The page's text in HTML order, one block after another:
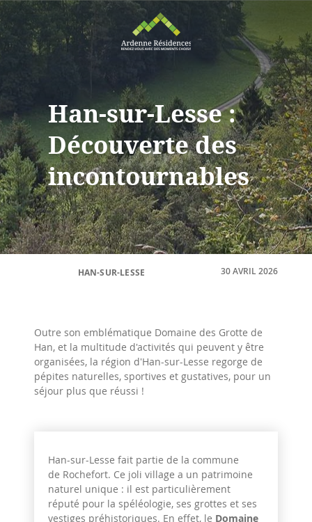
Han-sur-Lesse :
Découverte des
incontournables
HAN-SUR-LESSE 30 AVRIL 2026
Outre son emblématique Domaine des Grotte de
Han, et la multitude d'activités qui peuvent y être
organisées, la région d'Han-sur-Lesse regorge de
pépites naturelles, sportives et gustatives, pour un
séjour plus que réussi !
Han-sur-Lesse fait partie de la commune
de Rochefort. Ce joli village a un patrimoine
naturel unique : il est particulièrement
réputé pour la spéléologie, ses grottes et ses
vestiges préhistoriques. En effet, le Domaine